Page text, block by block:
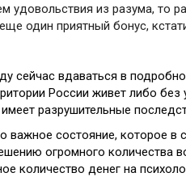
удовольствия из разума, то
один приятный бонус,
сейчас вдаваться в
России живет либо без
разрушительные
важное состояние, которое в
огромного количества
количество денег на